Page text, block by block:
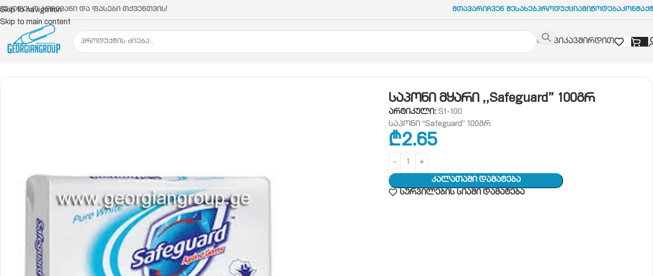
Skip to navigation
Skip to main content
არჩევანი და ფასები თქვენთვის! ᲛთავარიᲩვენ ᲨესახებᲞროდუქციაᲛიწოდება
დაგვიკავშირდით
საპონი მყარი ,,Safeguard” 100გრ
არტიკული:Sf-100
საპონი “Safeguard” 100გრ
₾2.65
Კალათაში Დამატება
სურვილების სიაში დამატება